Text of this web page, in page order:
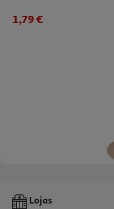
1,79 €
Prato Plástico Actuel Taupe
Lojas